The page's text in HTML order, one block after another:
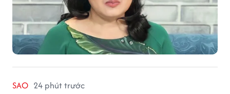
SAO 24 phút trước